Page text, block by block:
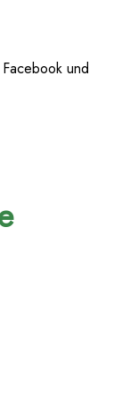
und